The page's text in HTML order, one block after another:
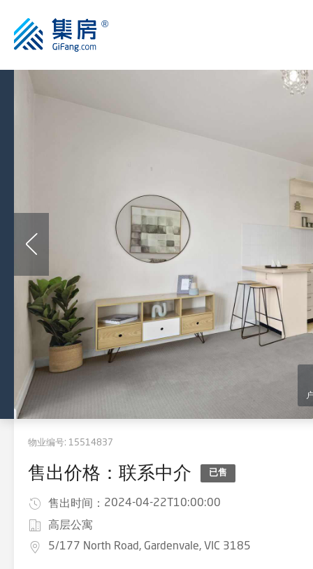
物业编号: 15514837
售出价格：联系中介 已售
售出时间： 2024-04-22T10:00:00
高层公寓
5/177 North Road, Gardenvale, VIC 3185